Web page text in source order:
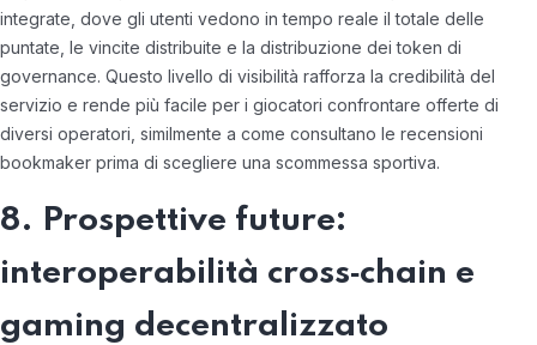
integrate, dove gli utenti vedono in tempo reale il totale delle
puntate, le vincite distribuite e la distribuzione dei token di
governance. Questo livello di visibilità rafforza la credibilità del
servizio e rende più facile per i giocatori confrontare offerte di
diversi operatori, similmente a come consultano le recensioni
bookmaker prima di scegliere una scommessa sportiva.
8. Prospettive future:
interoperabilità cross‑chain e
gaming decentralizzato